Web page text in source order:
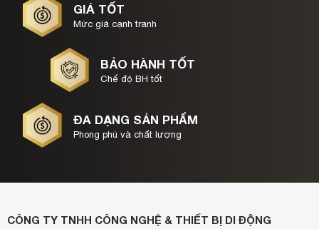
GIÁ TỐT
Mức giá cạnh tranh
BẢO HÀNH TỐT
Chế độ BH tốt
ĐA DẠNG SẢN PHẨM
Phong phú và chất lượng
CÔNG TY TNHH CÔNG NGHỆ & THIẾT BỊ DI ĐỘNG